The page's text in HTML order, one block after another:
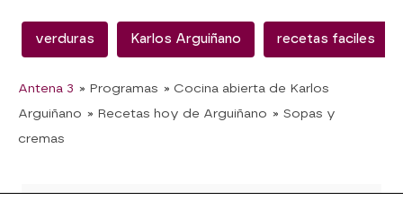
verduras Karlos Arguiñano recetas faciles
Antena 3 » Programas » Cocina abierta de Karlos
Arguiñano » Recetas hoy de Arguiñano » Sopas y
cremas